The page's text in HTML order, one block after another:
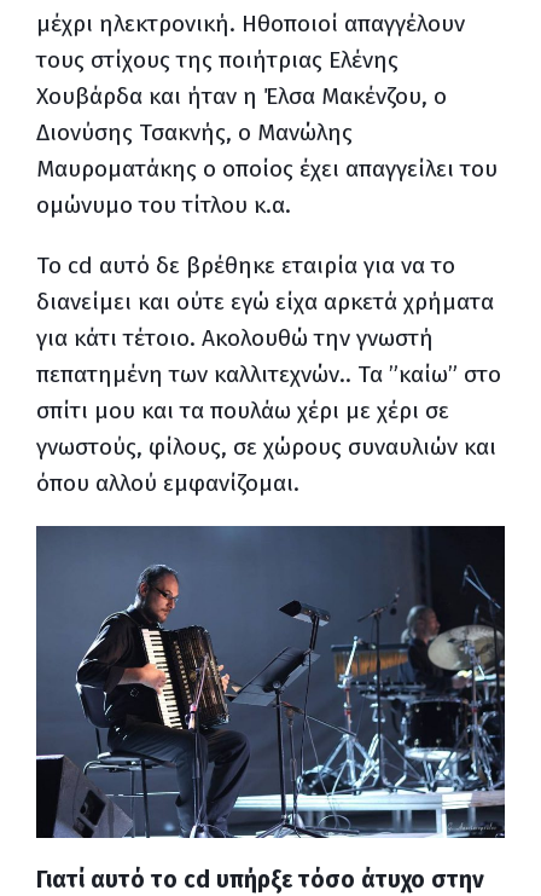
μέχρι ηλεκτρονική. Ηθοποιοί απαγγέλουν
τους στίχους της ποιήτριας Ελένης
Χουβάρδα και ήταν η Έλσα Μακένζου, ο
Διονύσης Τσακνής, ο Μανώλης
Μαυροματάκης ο οποίος έχει απαγγείλει του
ομώνυμο του τίτλου κ.α.
To cd αυτό δε βρέθηκε εταιρία για να το
διανείμει και ούτε εγώ είχα αρκετά χρήματα
για κάτι τέτοιο. Ακολουθώ την γνωστή
πεπατημένη των καλλιτεχνών.. Τα ”καίω” στο
σπίτι μου και τα πουλάω χέρι με χέρι σε
γνωστούς, φίλους, σε χώρους συναυλιών και
όπου αλλού εμφανίζομαι.
Γιατί αυτό το cd υπήρξε τόσο άτυχο στην